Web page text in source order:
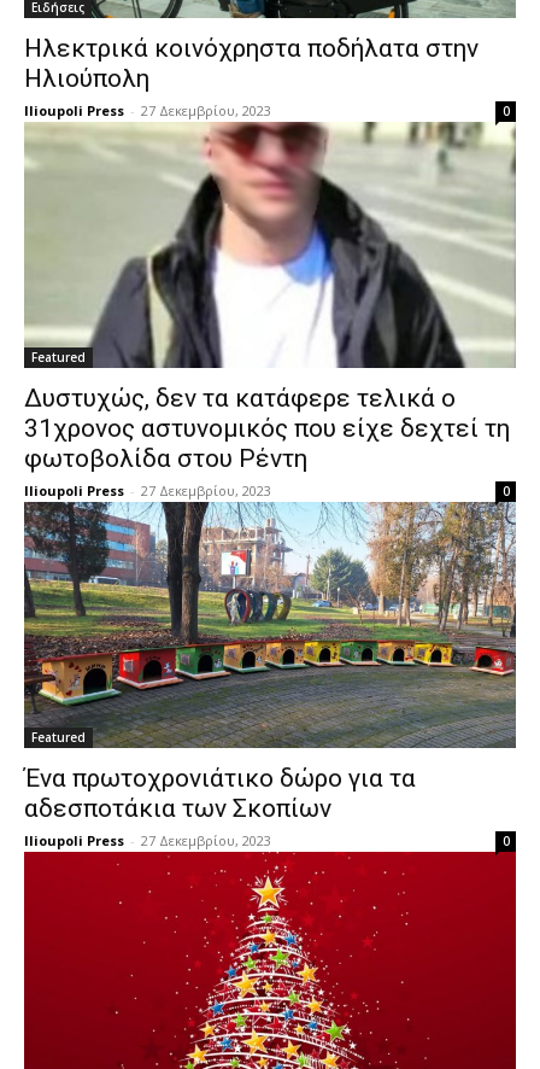
Ειδήσεις
Ηλεκτρικά κοινόχρηστα ποδήλατα στην
Ηλιούπολη
Ilioupoli Press - 27 Δεκεμβρίου, 2023 0
Featured
Δυστυχώς, δεν τα κατάφερε τελικά ο
31χρονος αστυνομικός που είχε δεχτεί τη
φωτοβολίδα στου Ρέντη
Ilioupoli Press - 27 Δεκεμβρίου, 2023 0
Featured
Ένα πρωτοχρονιάτικο δώρο για τα
αδεσποτάκια των Σκοπίων
Ilioupoli Press - 27 Δεκεμβρίου, 2023 0